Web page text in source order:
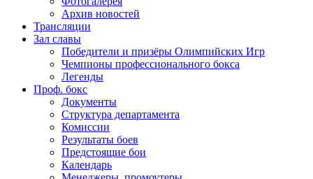
Архив новостей
Трансляции
Зал славы
Победители и призёры Олимпийских Игр
Чемпионы профессионального бокса
Легенды
Проф. бокс
Документы
Структура департамента
Комиссии
Результаты боев
Предстоящие бои
Календарь